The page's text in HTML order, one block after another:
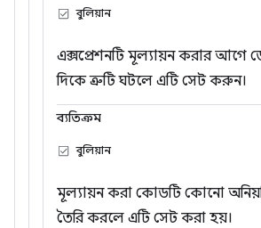
বুলিয়ান
এক্সপ্রেশনটি মূল্যায়ন করার
দিকে ত্রুটি ঘটলে এটি সেট করুন।
ব্যতিক্রম
বুলিয়ান
মূল্যায়ন করা কোডটি কোনো
তৈরি করলে এটি সেট করা হয়।